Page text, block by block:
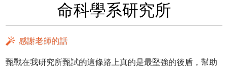
命科學系研究所
感謝老師的話
甄戰在我研究所甄試的這條路上真的是最堅強的後盾，幫助